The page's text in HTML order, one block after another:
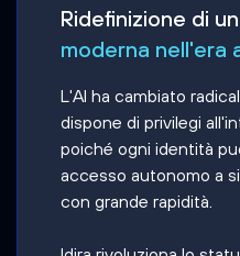
Ridefinizione di
moderna nell'era
L'AI ha cambiato
dispone di privilegi
poiché ogni identità
accesso autonomo a
con grande rapidità.